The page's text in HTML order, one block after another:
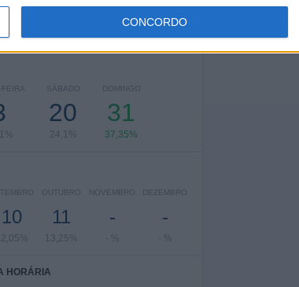
CONCORDO
FEIRA SÁBADO
20
24,1%
DOMINGO
31
37,35%
10
OUTUBRO
11
13,25%
NOVEMBRO
-
- %
DEZEMBRO
-
- %
HORÁRIA